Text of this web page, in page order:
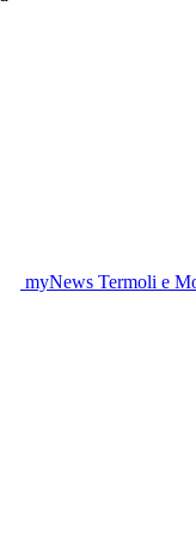
myNews Termoli e